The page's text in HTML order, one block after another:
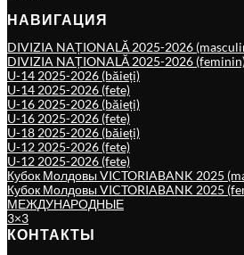
НАВИГАЦИЯ
DIVIZIA NAȚIONALĂ 2025-2026
DIVIZIA NAȚIONALĂ 2025-2026
U-14 2025-2026 (băieți)
U-14 2025-2026 (fete)
U-16 2025-2026 (băieți)
U-16 2025-2026 (fete)
U-18 2025-2026 (băieți)
U-12 2025-2026 (fete)
U-12 2025-2026 (fete)
Кубок Молдовы VICTORIABANK 2025
Кубок Молдовы VICTORIABANK 2025
МЕЖДУНАРОДНЫЕ
3×3
КОНТАКТЫ